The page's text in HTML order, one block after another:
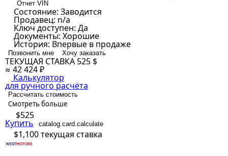
Отчет VIN
Состояние: Заводится
Продавец: n/a
Ключ доступен: Да
Документы: Хорошие
История: Впервые в продаже
Позвонить мне Хочу заказать
ТЕКУЩАЯ СТАВКА 525 $
≈ 42 424 ₽
Калькулятор
для ручного расчёта
Рассчитать стоимость
Смотреть больше
$525
Купить catalog.card.calculate
$1,100текущая ставка